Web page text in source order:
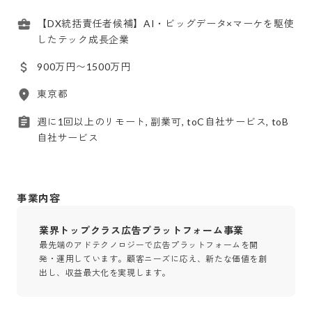
【DX統括責任者候補】AI・ビッグデータ×マーケを駆使
したテック成長企業
900万円〜1500万円
東京都
週に1回以上のリモート, 副業可, toC自社サービス, toB
自社サービス
事業内容
業界トップクラス広告プラットフォーム事業
最先端のアドテクノロジーで広告プラットフォームを開
発・運用しています。顧客ニーズに応え、新たな価値を創
出し、収益最大化を実現します。